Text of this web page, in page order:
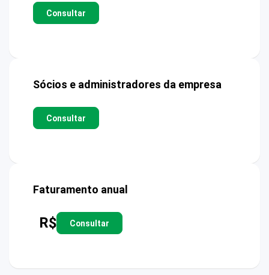
Consultar
Sócios e administradores da empresa
Consultar
Faturamento anual
R$ Consultar